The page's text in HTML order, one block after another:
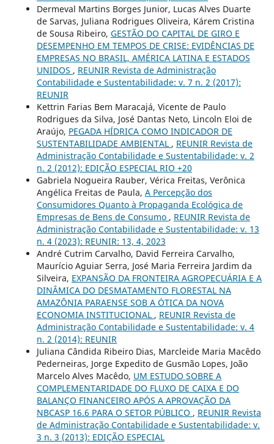
Dermeval Martins Borges Junior, Lucas Alves Duarte
de Sarvas, Juliana Rodrigues Oliveira, Kárem Cristina
de Sousa Ribeiro, GESTÃO DO CAPITAL DE GIRO E
DESEMPENHO EM TEMPOS DE CRISE: EVIDÊNCIAS DE
EMPRESAS NO BRASIL, AMÉRICA LATINA E ESTADOS
UNIDOS , REUNIR Revista de Administração
Contabilidade e Sustentabilidade: v. 7 n. 2 (2017):
REUNIR
Kettrin Farias Bem Maracajá, Vicente de Paulo
Rodrigues da Silva, José Dantas Neto, Lincoln Eloi de
Araújo, PEGADA HÍDRICA COMO INDICADOR DE
SUSTENTABILIDADE AMBIENTAL , REUNIR Revista de
Administração Contabilidade e Sustentabilidade: v. 2
n. 2 (2012): EDIÇÃO ESPECIAL RIO +20
Gabriela Nogueira Rauber, Vérica Freitas, Verônica
Angélica Freitas de Paula, A Percepção dos
Consumidores Quanto à Propaganda Ecológica de
Empresas de Bens de Consumo , REUNIR Revista de
Administração Contabilidade e Sustentabilidade: v. 13
n. 4 (2023): REUNIR: 13, 4, 2023
André Cutrim Carvalho, David Ferreira Carvalho,
Maurício Aguiar Serra, José Maria Ferreira Jardim da
Silveira, EXPANSÃO DA FRONTEIRA AGROPECUÁRIA E A
DINÂMICA DO DESMATAMENTO FLORESTAL NA
AMAZÔNIA PARAENSE SOB A ÓTICA DA NOVA
ECONOMIA INSTITUCIONAL , REUNIR Revista de
Administração Contabilidade e Sustentabilidade: v. 4
n. 2 (2014): REUNIR
Juliana Cândida Ribeiro Dias, Marcleide Maria Macêdo
Pederneiras, Jorge Expedito de Gusmão Lopes, João
Marcelo Alves Macêdo, UM ESTUDO SOBRE A
COMPLEMENTARIDADE DO FLUXO DE CAIXA E DO
BALANÇO FINANCEIRO APÓS A APROVAÇÃO DA
NBCASP 16.6 PARA O SETOR PÚBLICO , REUNIR Revista
de Administração Contabilidade e Sustentabilidade: v.
3 n. 3 (2013): EDIÇÃO ESPECIAL